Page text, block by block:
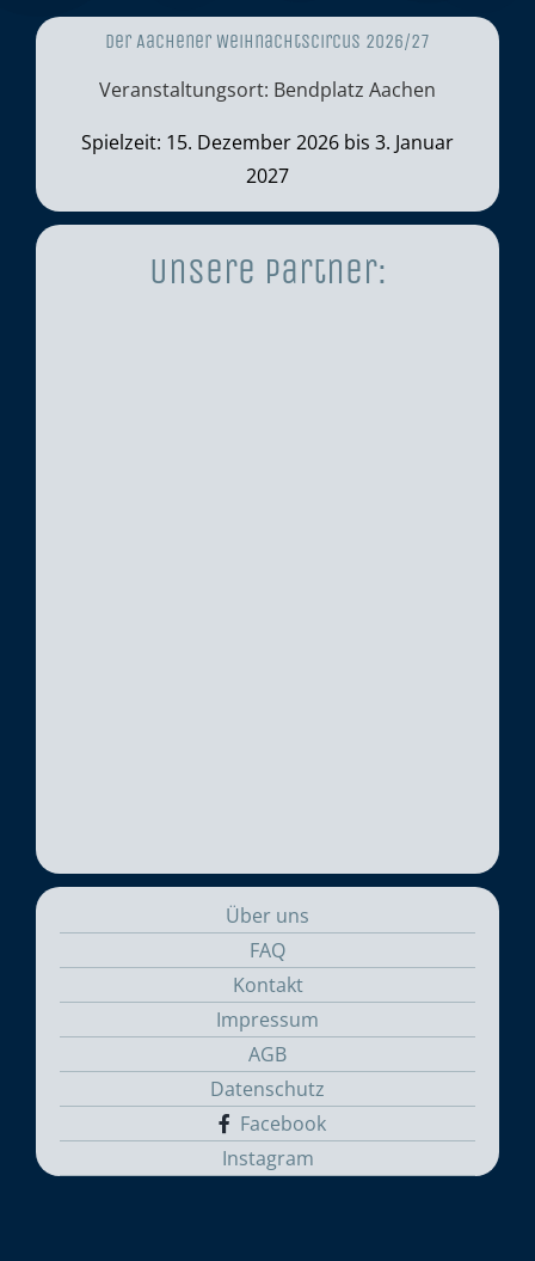
Der Aachener Weihnachtscircus 2026/27
Veranstaltungsort: Bendplatz Aachen
Spielzeit: 15. Dezember 2026 bis 3. Januar
2027
Unsere Partner:
Über uns
FAQ
Kontakt
Impressum
AGB
Datenschutz
Facebook
Instagram